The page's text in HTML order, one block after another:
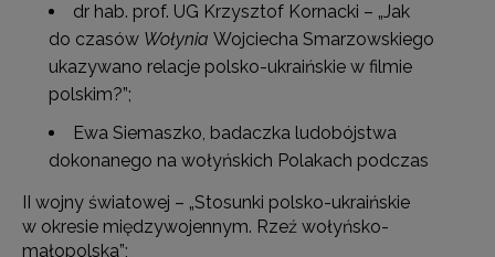
dr hab. prof. UG Krzysztof Kornacki – „Jak
do czasów Wołynia Wojciecha Smarzowskiego
ukazywano relacje polsko-ukraińskie w filmie
polskim?”;
Ewa Siemaszko, badaczka ludobójstwa
dokonanego na wołyńskich Polakach podczas
II wojny światowej – „Stosunki polsko-ukraińskie
w okresie międzywojennym. Rzeź wołyńsko-
małopolska”;